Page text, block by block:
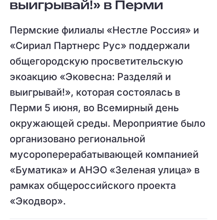
выигрывай!» в Перми
Пермские филиалы «Нестле Россия» и
«Сириал Партнерс Рус» поддержали
общегородскую просветительскую
экоакцию «Эковесна: Разделяй и
выигрывай!», которая состоялась в
Перми 5 июня, во Всемирный день
окружающей среды. Мероприятие было
организовано региональной
мусороперерабатывающей компанией
«Буматика» и АНЭО «Зеленая улица» в
рамках общероссийского проекта
«Экодвор».